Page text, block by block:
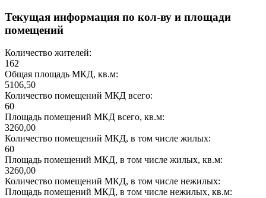
Текущая информация по кол-ву и площади
помещений
Количество жителей:
162
Общая площадь МКД, кв.м:
5106,50
Количество помещений МКД всего:
60
Площадь помещений МКД всего, кв.м:
3260,00
Количество помещений МКД, в том числе жилых:
60
Площадь помещений МКД, в том числе жилых, кв.м:
3260,00
Количество помещений МКД, в том числе нежилых:
Площадь помещений МКД, в том числе нежилых, кв.м: